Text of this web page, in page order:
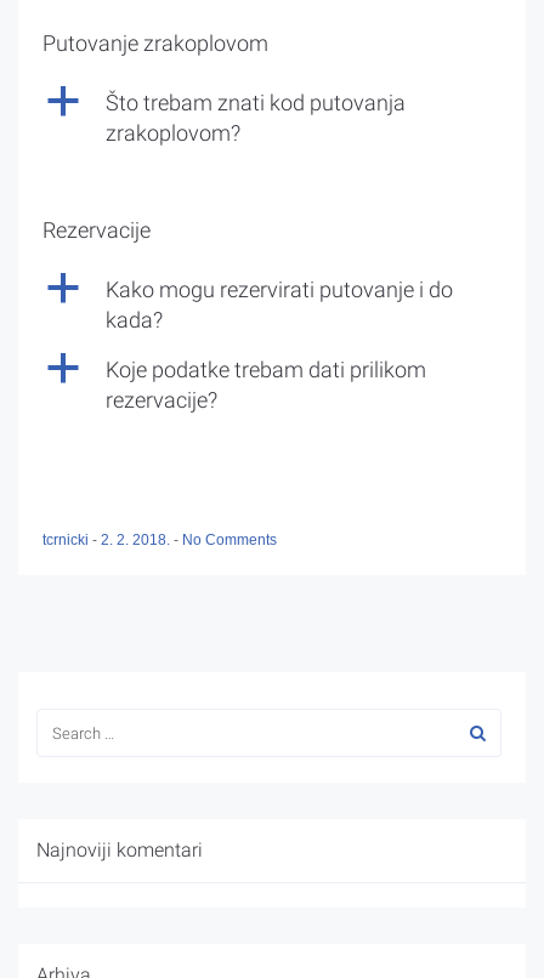
Putovanje zrakoplovom
a
Što trebam znati kod putovanja
zrakoplovom?
Rezervacije
a
Kako mogu rezervirati putovanje i do
kada?
a
Koje podatke trebam dati prilikom
rezervacije?
tcrnicki - 2. 2. 2018. - No Comments
Najnoviji komentari